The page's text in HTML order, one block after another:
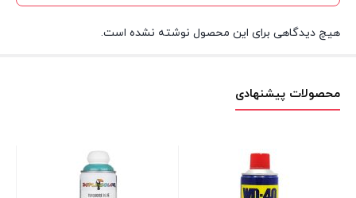
هیچ دیدگاهی برای این محصول نوشته نشده است.
محصولات پیشنهادی